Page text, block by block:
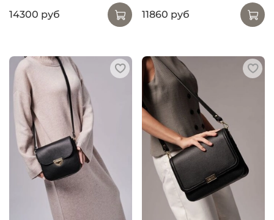
14300 руб
11860 руб